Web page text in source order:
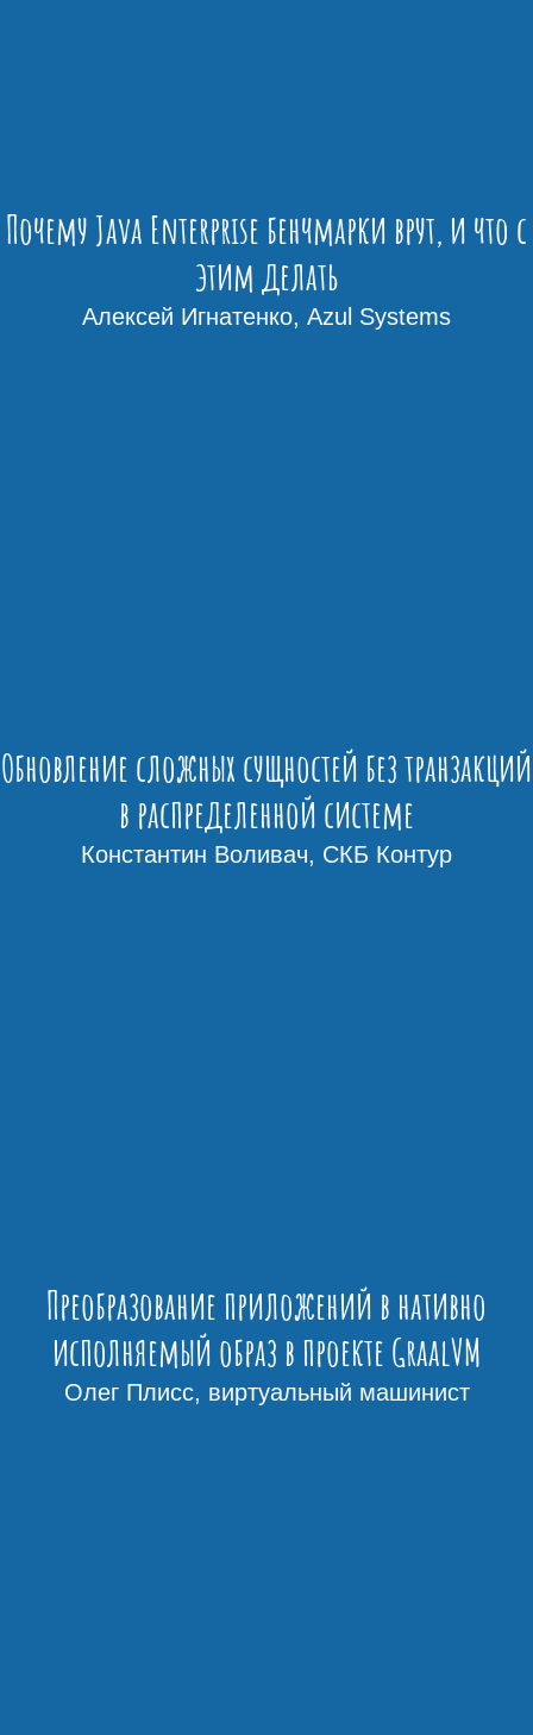
Почему Java Enterprise бенчмарки врут, и что с
этим делать
Алексей Игнатенко, Azul Systems
Обновление сложных сущностей без транзакций
в распределенной системе
Константин Воливач, СКБ Контур
Преобразование приложений в нативно
исполняемый образ в проекте GraalVM
Олег Плисс, виртуальный машинист